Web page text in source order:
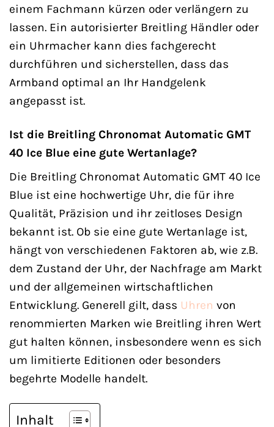
einem Fachmann kürzen oder verlängern zu
lassen. Ein autorisierter Breitling Händler oder
ein Uhrmacher kann dies fachgerecht
durchführen und sicherstellen, dass das
Armband optimal an Ihr Handgelenk
angepasst ist.
Ist die Breitling Chronomat Automatic GMT
40 Ice Blue eine gute Wertanlage?
Die Breitling Chronomat Automatic GMT 40 Ice
Blue ist eine hochwertige Uhr, die für ihre
Qualität, Präzision und ihr zeitloses Design
bekannt ist. Ob sie eine gute Wertanlage ist,
hängt von verschiedenen Faktoren ab, wie z.B.
dem Zustand der Uhr, der Nachfrage am Markt
und der allgemeinen wirtschaftlichen
Entwicklung. Generell gilt, dass Uhren von
renommierten Marken wie Breitling ihren Wert
gut halten können, insbesondere wenn es sich
um limitierte Editionen oder besonders
begehrte Modelle handelt.
Inhalt